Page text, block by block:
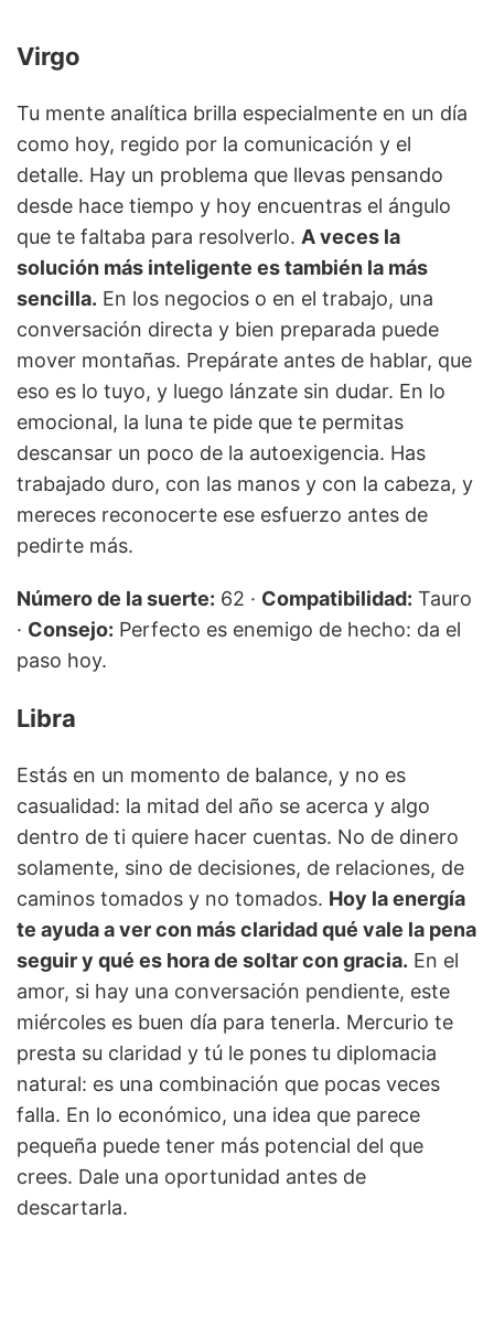
Virgo
Tu mente analítica brilla especialmente en un día
como hoy, regido por la comunicación y el
detalle. Hay un problema que llevas pensando
desde hace tiempo y hoy encuentras el ángulo
que te faltaba para resolverlo. A veces la
solución más inteligente es también la más
sencilla. En los negocios o en el trabajo, una
conversación directa y bien preparada puede
mover montañas. Prepárate antes de hablar, que
eso es lo tuyo, y luego lánzate sin dudar. En lo
emocional, la luna te pide que te permitas
descansar un poco de la autoexigencia. Has
trabajado duro, con las manos y con la cabeza, y
mereces reconocerte ese esfuerzo antes de
pedirte más.
Número de la suerte: 62 · Compatibilidad: Tauro
· Consejo: Perfecto es enemigo de hecho: da el
paso hoy.
Libra
Estás en un momento de balance, y no es
casualidad: la mitad del año se acerca y algo
dentro de ti quiere hacer cuentas. No de dinero
solamente, sino de decisiones, de relaciones, de
caminos tomados y no tomados. Hoy la energía
te ayuda a ver con más claridad qué vale la pena
seguir y qué es hora de soltar con gracia. En el
amor, si hay una conversación pendiente, este
miércoles es buen día para tenerla. Mercurio te
presta su claridad y tú le pones tu diplomacia
natural: es una combinación que pocas veces
falla. En lo económico, una idea que parece
pequeña puede tener más potencial del que
crees. Dale una oportunidad antes de
descartarla.